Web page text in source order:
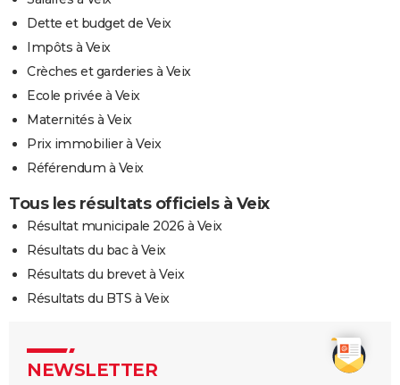
Dette et budget de Veix
Impôts à Veix
Crèches et garderies à Veix
Ecole privée à Veix
Maternités à Veix
Prix immobilier à Veix
Référendum à Veix
Tous les résultats officiels à Veix
Résultat municipale 2026 à Veix
Résultats du bac à Veix
Résultats du brevet à Veix
Résultats du BTS à Veix
NEWSLETTER